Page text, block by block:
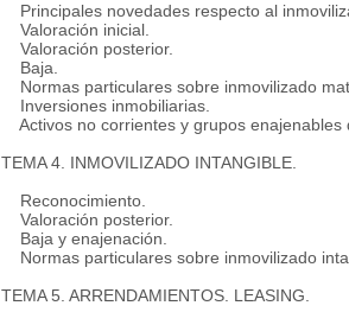
Principales novedades respecto al
Valoración inicial.
Valoración posterior.
Baja.
Normas particulares sobre inmovilizado
Inversiones inmobiliarias.
Activos no corrientes y grupos enajenables
TEMA 4. INMOVILIZADO INTANGIBLE.
Reconocimiento.
Valoración posterior.
Baja y enajenación.
Normas particulares sobre inmovilizado
TEMA 5. ARRENDAMIENTOS. LEASING.